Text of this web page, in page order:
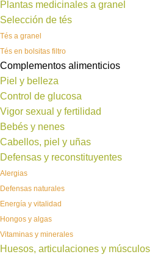
Plantas medicinales a granel
Selección de tés
Tés a granel
Tés en bolsitas filtro
Complementos alimenticios
Piel y belleza
Control de glucosa
Vigor sexual y fertilidad
Bebés y nenes
Cabellos, piel y uñas
Defensas y reconstituyentes
Alergias
Defensas naturales
Energía y vitalidad
Hongos y algas
Vitaminas y minerales
Huesos, articulaciones y músculos